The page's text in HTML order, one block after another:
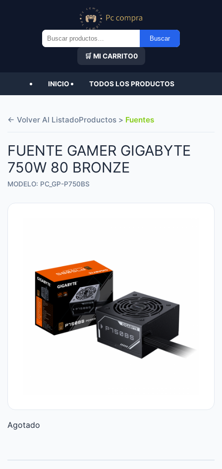
Buscar
por:
Buscar
🛒 MI CARRITO0
INICIO TODOS LOS PRODUCTOS
← Volver Al ListadoProductos > Fuentes
FUENTE GAMER GIGABYTE
750W 80 BRONZE
MODELO: PC_GP-P750BS
Agotado